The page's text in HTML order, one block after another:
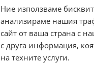
Ние използваме
анализираме нашия
сайт от ваша страна с
с друга информация,
на техните услуги.